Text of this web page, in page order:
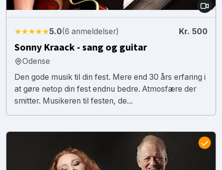
★★★★★5.0(6 anmeldelser) Kr. 500
Sonny Kraack - sang og guitar
Odense
Den gode musik til din fest. Mere end 30 års erfaring i
at gøre netop din fest endnu bedre. Atmosfære der
smitter. Musikeren til festen, de...